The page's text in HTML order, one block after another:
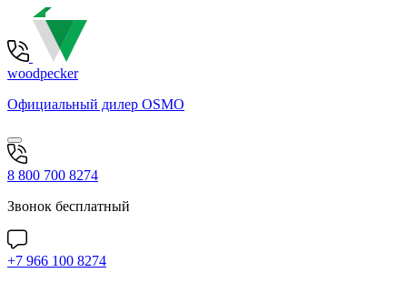
woodpecker
Официальный дилер OSMO
8 800 700 8274
Звонок бесплатный
+7 966 100 8274